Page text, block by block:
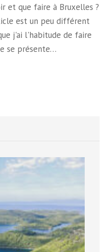
et que faire à Bruxelles ?
est un peu différent
j'ai l'habitude de faire
se présente…